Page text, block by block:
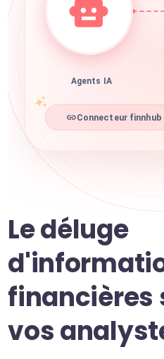
Agents IA
Connecteur finnhub
Le déluge
financières
vos